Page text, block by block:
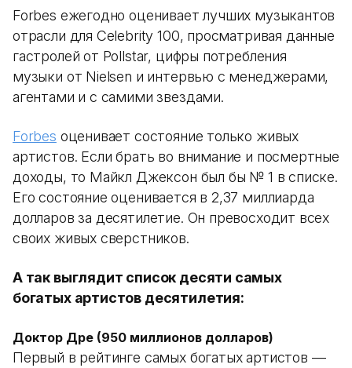
Forbes ежегодно оценивает лучших музыкантов
отрасли для Celebrity 100, просматривая данные
гастролей от Pollstar, цифры потребления
музыки от Nielsen и интервью с менеджерами,
агентами и с самими звездами.
Forbes оценивает состояние только живых
артистов. Если брать во внимание и посмертные
доходы, то Майкл Джексон был бы № 1 в списке.
Его состояние оценивается в 2,37 миллиарда
долларов за десятилетие. Он превосходит всех
своих живых сверстников.
А так выглядит список десяти самых
богатых артистов десятилетия:
Доктор Дре (950 миллионов долларов)
Первый в рейтинге самых богатых артистов —